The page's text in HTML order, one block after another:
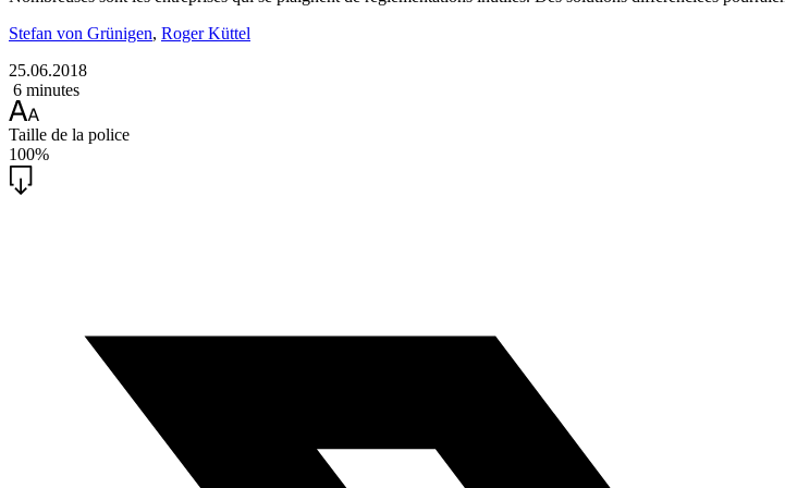
Stefan von Grünigen, Roger Küttel
25.06.2018
6 minutes
Taille de la police
100%